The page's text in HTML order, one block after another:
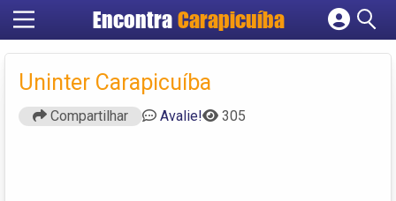
EncontraCarapicuíba
Cadastrar empresa
Criar conta
Uninter Carapicuíba
Compartilhar Avalie! 305